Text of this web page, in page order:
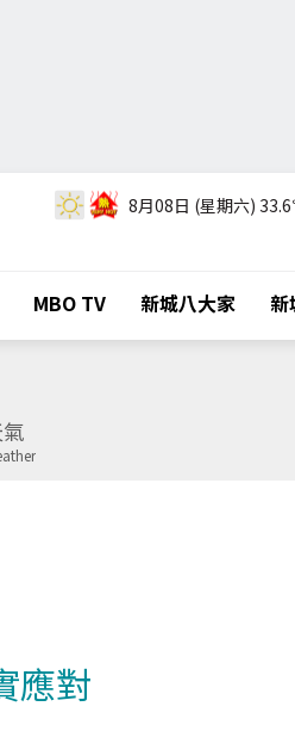
8月08日 (星期六)
MBO TV 新城八大家 新
應對